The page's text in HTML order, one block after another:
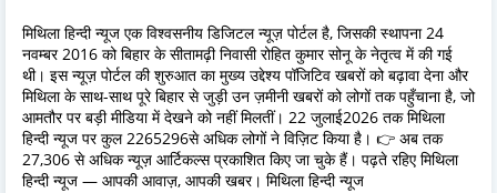
मिथिला हिन्दी न्यूज एक विश्वसनीय डिजिटल न्यूज़ पोर्टल है, जिसकी स्थापना 24
नवम्बर 2016 को बिहार के सीतामढ़ी निवासी रोहित कुमार सोनू के नेतृत्व में की गई
थी। इस न्यूज़ पोर्टल की शुरुआत का मुख्य उद्देश्य पॉजिटिव खबरों को बढ़ावा देना और
मिथिला के साथ-साथ पूरे बिहार से जुड़ी उन ज़मीनी खबरों को लोगों तक पहुँचाना है, जो
आमतौर पर बड़ी मीडिया में देखने को नहीं मिलतीं। 22 जुलाई2026 तक मिथिला
हिन्दी न्यूज पर कुल 2265296से अधिक लोगों ने विज़िट किया है। 👉 अब तक
27,306 से अधिक न्यूज़ आर्टिकल्स प्रकाशित किए जा चुके हैं। पढ़ते रहिए मिथिला
हिन्दी न्यूज — आपकी आवाज़, आपकी खबर। मिथिला हिन्दी न्यूज